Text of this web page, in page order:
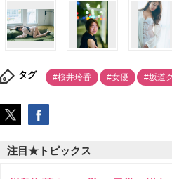
タグ #桜井玲香 #女優 #坂道
注目★トピックス